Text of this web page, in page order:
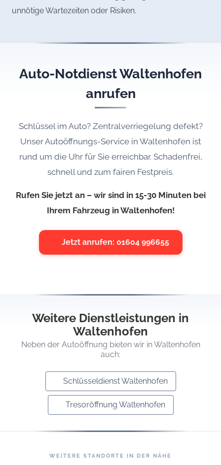
unnötige Wartezeiten oder Risiken.
Auto-Notdienst Waltenhofen
anrufen
Schlüssel im Auto? Zentralverriegelung defekt?
Unser Autoöffnungs-Service in Waltenhofen ist
rund um die Uhr für Sie erreichbar. Schadenfrei,
schnell und zum fairen Festpreis.
Rufen Sie jetzt an – wir sind in 15-30 Minuten bei
Ihrem Fahrzeug in Waltenhofen!
Jetzt anrufen: 01604 996655
Weitere Dienstleistungen in
Waltenhofen
Neben der Autoöffnung bieten wir in Waltenhofen
auch:
Schlüsseldienst Waltenhofen
Tresoröffnung Waltenhofen
WEITERE STANDORTE IN DER NÄHE